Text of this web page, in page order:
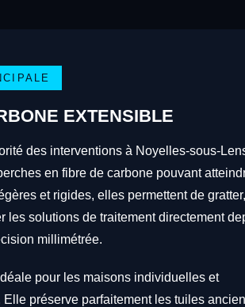
EXTENSIBLE
des interventions à Noyelles-sous-
en fibre de carbone pouvant
et rigides, elles permettent de gratter,
les solutions de traitement directement
millimétrée.
pour les maisons individuelles et
Elle préserve parfaitement les tuiles